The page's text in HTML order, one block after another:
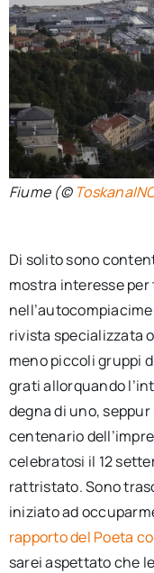
Fiume (©
Di solito sono
mostra interesse
rivista specializzata
meno piccoli gruppi
grati allorquando
degna di uno,
centenario
celebratosi il 12
rattristato. Sono
iniziato ad
rapporto del Poeta
sarei aspettato che